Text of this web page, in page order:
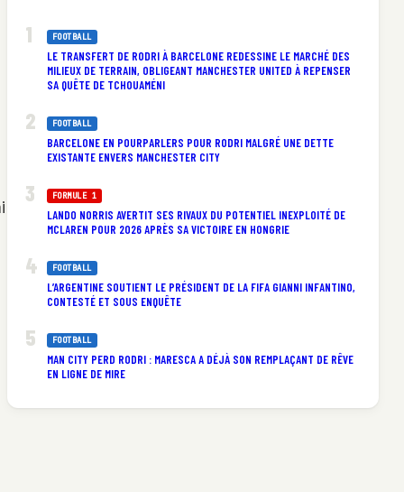
FOOTBALL
LE TRANSFERT DE RODRI À BARCELONE REDESSINE LE MARCHÉ DES
MILIEUX DE TERRAIN, OBLIGEANT MANCHESTER UNITED À REPENSER
SA QUÊTE DE TCHOUAMÉNI
FOOTBALL
BARCELONE EN POURPARLERS POUR RODRI MALGRÉ UNE DETTE
EXISTANTE ENVERS MANCHESTER CITY
FORMULE 1
LANDO NORRIS AVERTIT SES RIVAUX DU POTENTIEL INEXPLOITÉ DE
MCLAREN POUR 2026 APRÈS SA VICTOIRE EN HONGRIE
FOOTBALL
L’ARGENTINE SOUTIENT LE PRÉSIDENT DE LA FIFA GIANNI INFANTINO,
CONTESTÉ ET SOUS ENQUÊTE
FOOTBALL
MAN CITY PERD RODRI : MARESCA A DÉJÀ SON REMPLAÇANT DE RÊVE
EN LIGNE DE MIRE